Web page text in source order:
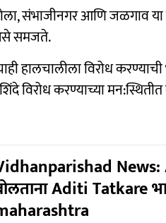
संभाजीनगर आणि जळगाव या
समजते.
हालचालीला विरोध
शिंदे विरोध करण्याच्या
Aditi Tatkare